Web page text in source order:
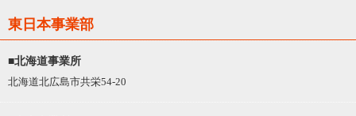
東日本事業部
■北海道事業所
北海道北広島市共栄54-20